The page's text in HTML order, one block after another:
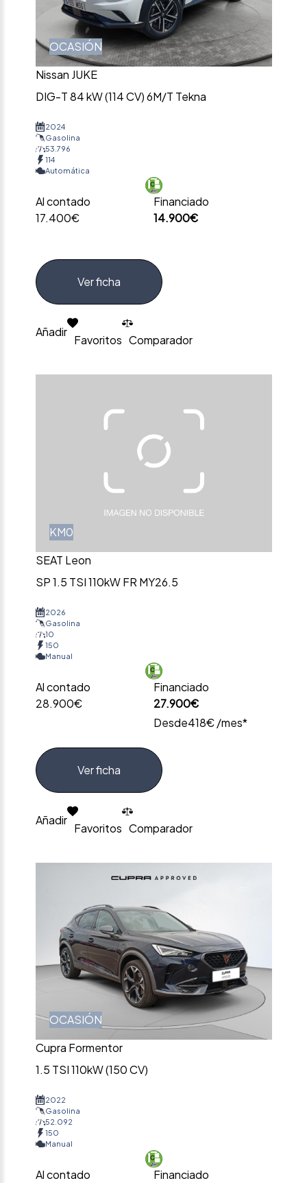
OCASIÓN
Nissan JUKE
DIG-T 84 kW (114 CV) 6M/T Tekna
2024
Gasolina
53.796
114
Automática
Al contado
17.400€
Financiado
14.900€
Ver ficha
Añadir
Favoritos Comparador
KM0
SEAT Leon
SP 1.5 TSI 110kW FR MY26.5
2026
Gasolina
10
150
Manual
Al contado
28.900€
Financiado
27.900€
Desde418€ /mes*
Ver ficha
Añadir
Favoritos Comparador
OCASIÓN
Cupra Formentor
1.5 TSI 110kW (150 CV)
2022
Gasolina
52.092
150
Manual
Al contado
Financiado